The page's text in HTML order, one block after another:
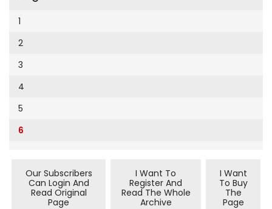
Cumhuriyet Sağlıklı Beslenme
Cumhuriyet Sokak
Cumhuriyet Spor
Cumhuriyet Strateji
Cumhuriyet Tarım
Cumhuriyet Yılbaşı
Çerçeve Eki
Dergi Eki
Ekonomi Eki
1994
15
16
17
20
21
22
24
1
2
3
4
5
6
Our Subscribers
Can Login And
Read Original
Page
I Want To
Register And
Read The Whole
Archive
I Want
To Buy
The
Page